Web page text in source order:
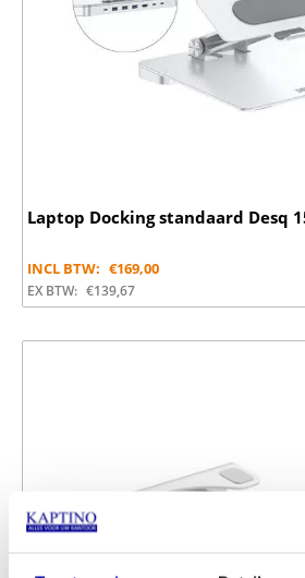
Laptop Docking standaard Desq
INCL BTW: €169,00
EX BTW: €139,67